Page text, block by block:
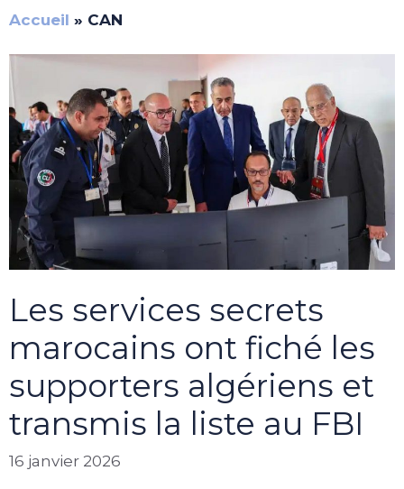
Accueil » CAN
Les services secrets
marocains ont fiché les
supporters algériens et
transmis la liste au FBI
16 janvier 2026